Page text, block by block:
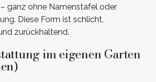
ganz ohne Namenstafel oder
Diese Form ist schlicht,
zurückhaltend.
im eigenen Garten